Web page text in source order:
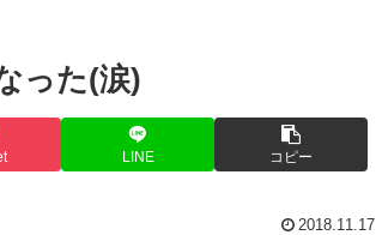
った(涙)
LINE コピー
2018.11.17